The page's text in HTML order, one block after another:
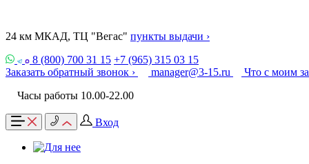
24 км МКАД, ТЦ "Вегас" пункты выдачи ›
8 (800) 700 31 15 +7 (965) 315 03 15
Заказать обратный звонок ›
manager@3-15.ru
Что с моим
Часы работы 10.00-22.00
Вход